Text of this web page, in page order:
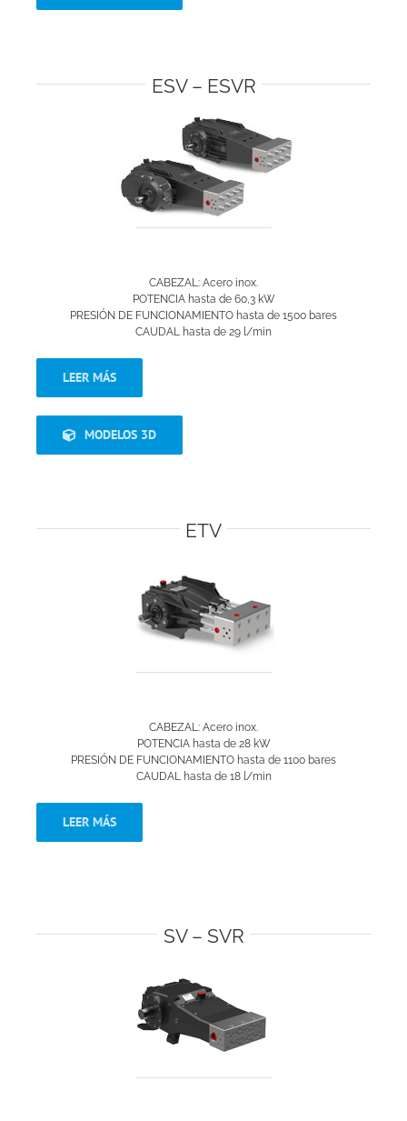
ESV – ESVR
CABEZAL: Acero inox.
POTENCIA hasta de 60,3 kW
PRESIÓN DE FUNCIONAMIENTO hasta de 1500 bares
CAUDAL hasta de 29 l/min
LEER MÁS
MODELOS 3D
ETV
CABEZAL: Acero inox.
POTENCIA hasta de 28 kW
PRESIÓN DE FUNCIONAMIENTO hasta de 1100 bares
CAUDAL hasta de 18 l/min
LEER MÁS
SV – SVR